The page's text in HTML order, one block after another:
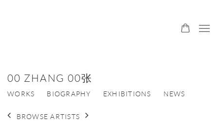
00 ZHANG 00张
WORKS BIOGRAPHY EXHIBITIONS NEWS
BROWSE ARTISTS